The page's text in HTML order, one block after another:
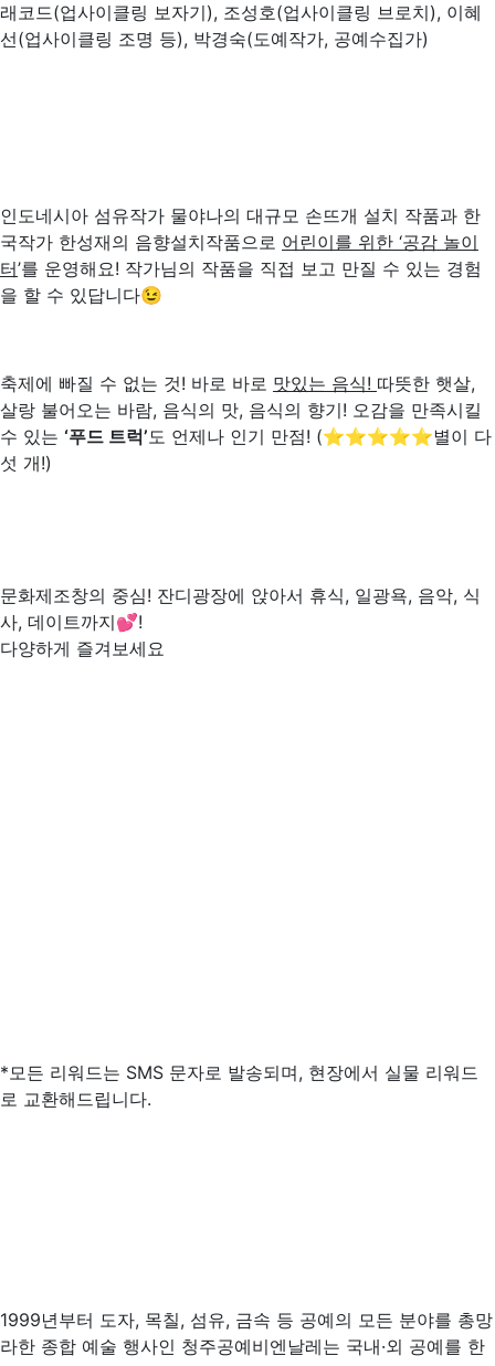
래코드(업사이클링 보자기), 조성호(업사이클링 브로치), 이혜
선(업사이클링 조명 등), 박경숙(도예작가, 공예수집가)
인도네시아 섬유작가 물야나의 대규모 손뜨개 설치 작품과 한
국작가 한성재의 음향설치작품으로 어린이를 위한 ‘공감 놀이
터’를 운영해요! 작가님의 작품을 직접 보고 만질 수 있는 경험
을 할 수 있답니다😉
축제에 빠질 수 없는 것! 바로 바로 맛있는 음식! 따뜻한 햇살,
살랑 불어오는 바람, 음식의 맛, 음식의 향기! 오감을 만족시킬
수 있는 ‘푸드 트럭’도 언제나 인기 만점! (⭐⭐⭐⭐⭐별이 다
섯 개!)
문화제조창의 중심! 잔디광장에 앉아서 휴식, 일광욕, 음악, 식
사, 데이트까지💕!
다양하게 즐겨보세요
*모든 리워드는 SMS 문자로 발송되며, 현장에서 실물 리워드
로 교환해드립니다.
1999년부터 도자, 목칠, 섬유, 금속 등 공예의 모든 분야를 총망
라한 종합 예술 행사인 청주공예비엔날레는 국내·외 공예를 한